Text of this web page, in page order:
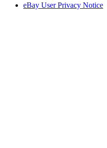
eBay User Privacy Notice